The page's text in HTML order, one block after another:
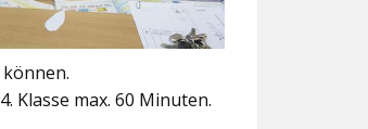
Klasse max. 60 Minuten.